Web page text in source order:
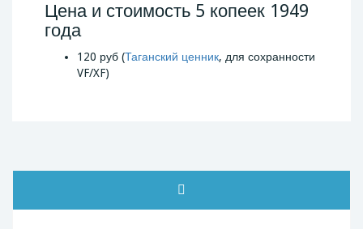
Цена и стоимость 5 копеек 1949
года
120 руб (Таганский ценник, для сохранности
VF/XF)